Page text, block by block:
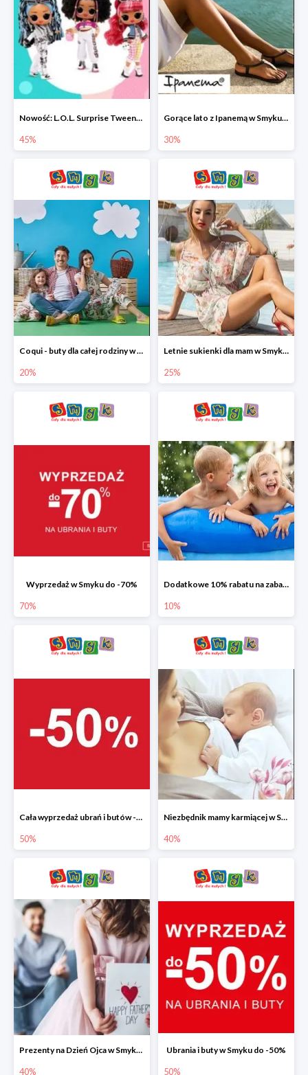
Nowość: L.O.L. Surprise Tweens Doll w Smyku do -45%
45%
Gorące lato z Ipanemą w Smyku do -30%
30%
Coqui - buty dla całej rodziny w Smyku do -20%
20%
Letnie sukienki dla mam w Smyku do -25%
25%
Wyprzedaż w Smyku do -70%
70%
Dodatkowe 10% rabatu na zabawki ogrodowe i baseny
10%
Cała wyprzedaż ubrań i butów -50%
50%
Niezbędnik mamy karmiącej w Smyku do -40%
40%
Prezenty na Dzień Ojca w Smyku do -40%
40%
Ubrania i buty w Smyku do -50%
50%